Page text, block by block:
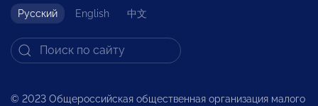
Русский English 中文
© 2023 Общероссийская общественная организация малого